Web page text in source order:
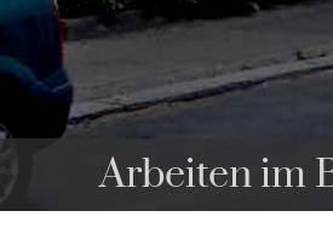
Arbeiten im